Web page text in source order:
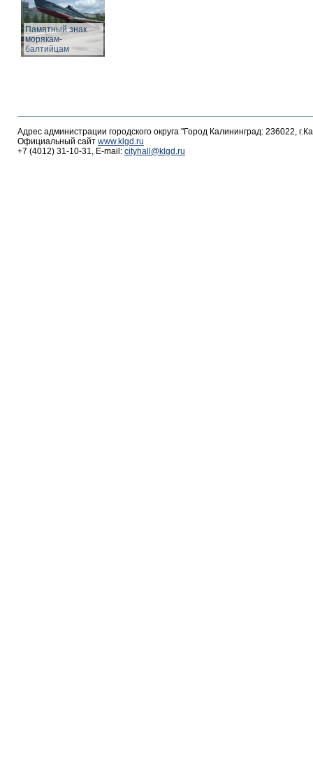
Памятный знак
морякам-
балтийцам
Адрес администрации городского округа "Город Калининград: 236022,
Официальный сайт www.klgd.ru
+7 (4012) 31-10-31, E-mail: cityhall@klgd.ru